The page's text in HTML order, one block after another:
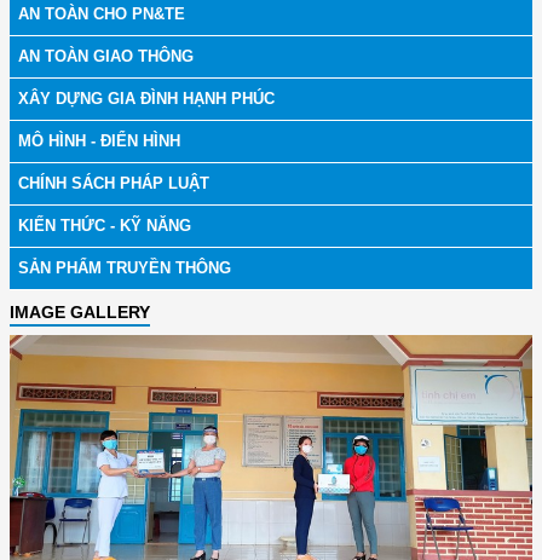
AN TOÀN CHO PN&TE
AN TOÀN GIAO THÔNG
XÂY DỰNG GIA ĐÌNH HẠNH PHÚC
MÔ HÌNH - ĐIỂN HÌNH
CHÍNH SÁCH PHÁP LUẬT
KIẾN THỨC - KỸ NĂNG
SẢN PHẨM TRUYỀN THÔNG
IMAGE GALLERY